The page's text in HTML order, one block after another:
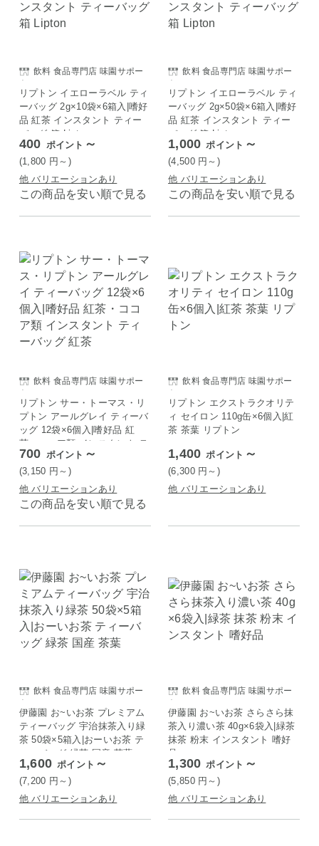
飲料 食品専門店 味園サポー
ト
リプトン イエローラベル ティ
ーバッグ 2g×10袋×6箱入|嗜好
品 紅茶 インスタント ティー
バッグ 箱 Lipton
400 ポイント ～
(1,800 円 ～)
他 バリエーションあり
この商品を安い順で見る
飲料 食品専門店 味園サポー
ト
リプトン イエローラベル ティ
ーバッグ 2g×50袋×6箱入|嗜好
品 紅茶 インスタント ティー
バッグ 箱 Lipton
1,000 ポイント ～
(4,500 円 ～)
他 バリエーションあり
この商品を安い順で見る
飲料 食品専門店 味園サポー
ト
リプトン サー・トーマス・リ
プトン アールグレイ ティーバ
ッグ 12袋×6個入|嗜好品 紅
茶・ココア類 インスタント テ
ィーバッグ 紅茶
700 ポイント ～
(3,150 円 ～)
他 バリエーションあり
この商品を安い順で見る
飲料 食品専門店 味園サポー
ト
リプトン エクストラクオリテ
ィ セイロン 110g缶×6個入|紅
茶 茶葉 リプトン
1,400 ポイント ～
(6,300 円 ～)
他 バリエーションあり
飲料 食品専門店 味園サポー
ト
伊藤園 お~いお茶 プレミアム
ティーバッグ 宇治抹茶入り緑
茶 50袋×5箱入|おーいお茶 テ
ィーバッグ 緑茶 国産 茶葉
1,600 ポイント ～
(7,200 円 ～)
他 バリエーションあり
飲料 食品専門店 味園サポー
ト
伊藤園 お~いお茶 さらさら抹
茶入り濃い茶 40g×6袋入|緑茶
抹茶 粉末 インスタント 嗜好
品
1,300 ポイント ～
(5,850 円 ～)
他 バリエーションあり